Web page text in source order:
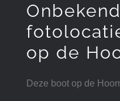
op de
Deze boot op de